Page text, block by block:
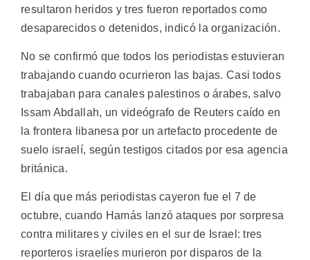
resultaron heridos y tres fueron reportados como
desaparecidos o detenidos, indicó la organización.
No se confirmó que todos los periodistas estuvieran
trabajando cuando ocurrieron las bajas. Casi todos
trabajaban para canales palestinos o árabes, salvo
Issam Abdallah, un videógrafo de Reuters caído en
la frontera libanesa por un artefacto procedente de
suelo israelí, según testigos citados por esa agencia
británica.
El día que más periodistas cayeron fue el 7 de
octubre, cuando Hamás lanzó ataques por sorpresa
contra militares y civiles en el sur de Israel: tres
reporteros israelíes murieron por disparos de la